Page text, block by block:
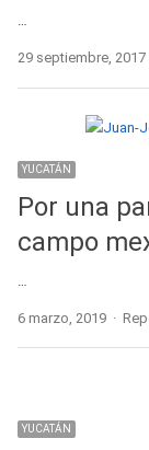
29 septiembre, 2017
YUCATÁN
Por una
campo
6 marzo, 2019
YUCATÁN